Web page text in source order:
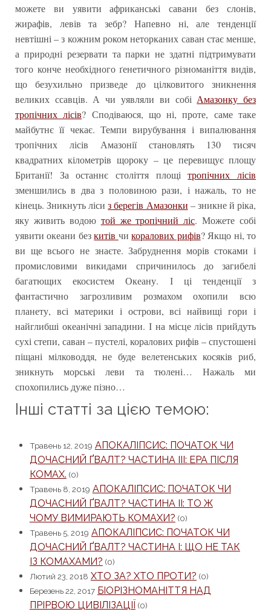
можете ви уявити африканські савани без слонів,
жирафів, левів та зебр? Напевно ні, але тенденції
невтішні – з кожним роком неторканих саван стає менше,
а природні резервати та парки не здатні підтримувати
того конче необхідного ґенетичного різноманіття видів,
що безухильно призведе до цілковитого зникнення
великих ссавців. А чи уявляли ви собі Амазонку без
тропічних лісів? Сподіваюся, що ні, проте, саме таке
майбутнє її чекає. Темпи вирубування і випалювання
тропічних лісів Амазонії становлять 130 тисяч
квадратних кілометрів щороку – це перевищує площу
Британії! За останнє століття площітропічних лісів
зменшились в два з половиною рази, і нажаль, то не
кінець. Зникнуть лісиз берегів Амазонки – зникне й ріка,
яку живить водою той же тропічний ліс. Можете собі
уявити океани безкитів чикоралових рифів? Якщо ні, то
ви ще всього не знаєте. Забруднення морів стоками і
промисловими викидами спричинилось до загибелі
багатющих екосистем Океану. І ці тенденції з
фантастично загрозливим розмахом охопили всю
планету, всі материки і острови, всі найвищі гори і
найглибші океанічні западини. І на місце лісів прийдуть
сухі степи, саван – пустелі, коралових рифів – спустошені
піщані мілководдя, не буде велетенських косяків риб,
зникнуть морські леви та тюлені… Нажаль ми
спохопились дуже пізно…
Інші статті за цією темою:
Травень 12, 2019 АПОКАЛІПСИС: ПОЧАТОК ЧИ
ДОЧАСНИЙ ҐВАЛТ? ЧАСТИНА ІІІ: ЕРА ПІСЛЯ
КОМАХ. (0)
Травень 8, 2019 АПОКАЛІПСИС: ПОЧАТОК ЧИ
ДОЧАСНИЙ ҐВАЛТ? ЧАСТИНА ІІ: ТО Ж
ЧОМУ ВИМИРАЮТЬ КОМАХИ? (0)
Травень 5, 2019 АПОКАЛІПСИС: ПОЧАТОК ЧИ
ДОЧАСНИЙ ҐВАЛТ? ЧАСТИНА І: ЩО НЕ ТАК
ІЗ КОМАХАМИ? (0)
Лютий 23, 2018 ХТО ЗА? ХТО ПРОТИ? (0)
Березень 22, 2017 БІОРІЗНОМАНІТТЯ НАД
ПРІРВОЮ ЦИВІЛІЗАЦІЇ (0)